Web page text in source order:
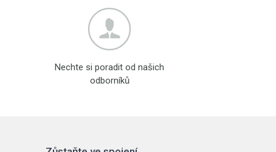
Nechte si poradit od našich
odborníků